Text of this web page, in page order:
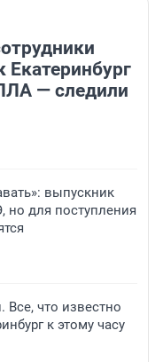
Екатеринбург
— следили
выпускник
но для поступления
Все, что известно
к этому часу